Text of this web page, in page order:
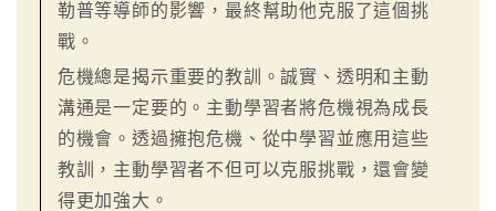
勒普等導師的影響，最終幫助他克服了這個挑
戰。
危機總是揭示重要的教訓。誠實、透明和主動
溝通是一定要的。主動學習者將危機視為成長
的機會。透過擁抱危機、從中學習並應用這些
教訓，主動學習者不但可以克服挑戰，還會變
得更加強大。